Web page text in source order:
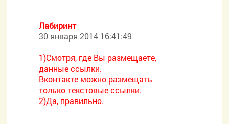
Лабиринт
30 января 2014 16:41:49
1)Смотря, где Вы размещаете,
данные ссылки.
Вконтакте можно размещать
только текстовые ссылки.
2)Да, правильно.